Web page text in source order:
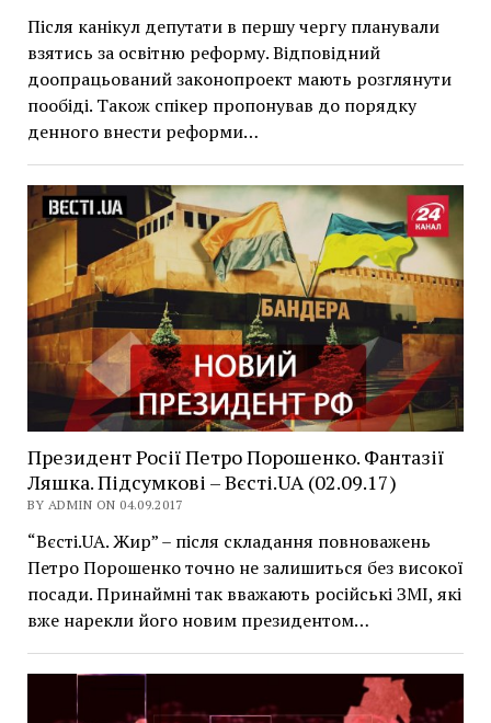
Після канікул депутати в першу чергу планували
взятись за освітню реформу. Відповідний
доопрацьований законопроект мають розглянути
пообіді. Також спікер пропонував до порядку
денного внести реформи…
Президент Росії Петро Порошенко. Фантазії
Ляшка. Підсумкові – Вєсті.UA (02.09.17)
BY ADMIN ON 04.09.2017
“Вєсті.UA. Жир” – після складання повноважень
Петро Порошенко точно не залишиться без високої
посади. Принаймні так вважають російські ЗМІ, які
вже нарекли його новим президентом…